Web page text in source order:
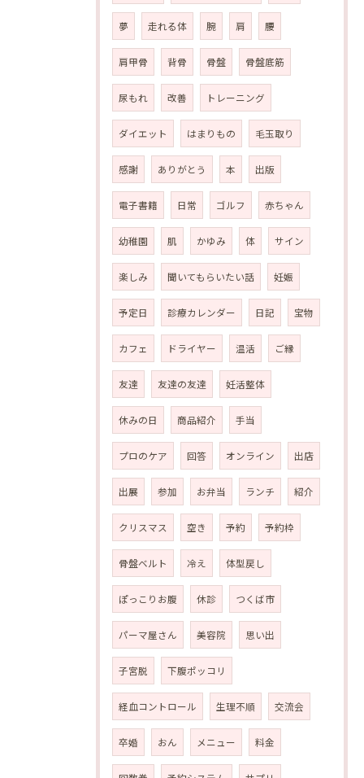
夢 走れる体 腕 肩 腰
肩甲骨 背骨 骨盤 骨盤底筋
尿もれ 改善 トレーニング
ダイエット はまりもの 毛玉取り
感謝 ありがとう 本 出版
電子書籍 日常 ゴルフ 赤ちゃん
幼稚園 肌 かゆみ 体 サイン
楽しみ 聞いてもらいたい話 妊娠
予定日 診療カレンダー 日記 宝物
カフェ ドライヤー 温活 ご縁
友達 友達の友達 妊活整体
休みの日 商品紹介 手当
プロのケア 回答 オンライン 出店
出展 参加 お弁当 ランチ 紹介
クリスマス 空き 予約 予約枠
骨盤ベルト 冷え 体型戻し
ぽっこりお腹 休診 つくば市
パーマ屋さん 美容院 思い出
子宮脱 下腹ポッコリ
経血コントロール 生理不順 交流会
卒婚 おん メニュー 料金